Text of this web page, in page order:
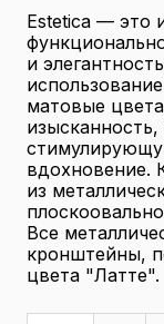
Estetica — это
и
матовые
вдохновение.
из
Все
кронштейны,
цвета "Латте".